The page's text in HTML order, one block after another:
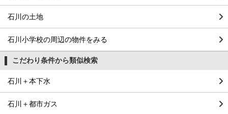
石川の土地
石川小学校の周辺の物件をみる
こだわり条件から類似検索
石川＋本下水
石川＋都市ガス